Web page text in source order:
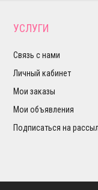
УСЛУГИ
Связь с нами
Личный кабинет
Мои заказы
Мои объявления
Подписаться на